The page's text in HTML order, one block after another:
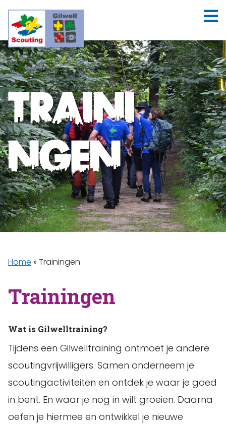
Traini
ngen
Home » Trainingen
Trainingen
Wat is Gilwelltraining?
Tijdens een Gilwelltraining ontmoet je andere
scoutingvrijwilligers. Samen onderneem je
scoutingactiviteiten en ontdek je waar je goed
in bent. En waar je nog in wilt groeien. Daarna
oefen je hiermee en ontwikkel je nieuwe